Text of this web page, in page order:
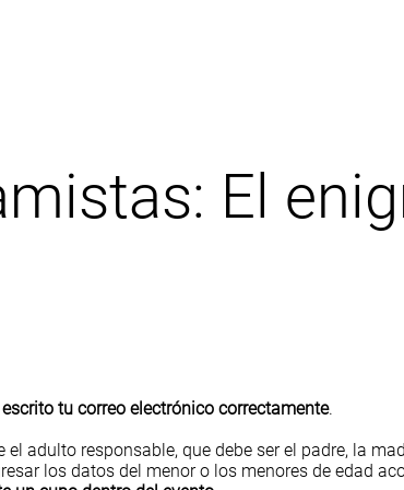
El
tu correo electrónico correctamente.
adulto responsable, que debe ser el padre, la
los datos del menor o los menores de edad